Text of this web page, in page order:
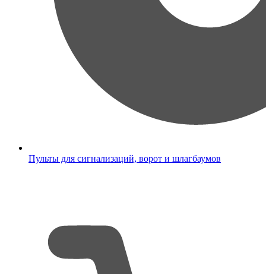
Пульты для сигнализаций, ворот и шлагбаумов